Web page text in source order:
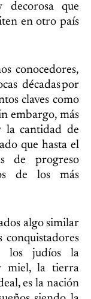
que
en otro país
conocedores,
décadas por
claves como
embargo, más
la cantidad de
que hasta el
de progreso
de los más
algo similar
conquistadores
los judíos la
miel, la tierra
es la nación